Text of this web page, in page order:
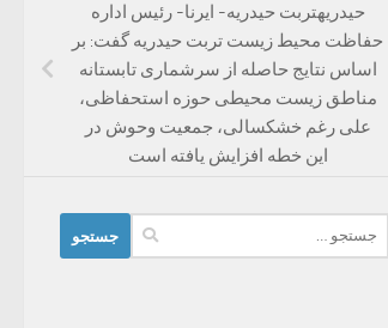
حیدریهتربت حیدریه- ایرنا- رئیس اداره
حفاظت محیط زیست تربت حیدریه گفت: بر
اساس نتایج حاصله از سرشماری تابستانه
مناطق زیست محیطی حوزه استحفاظی،
علی رغم خشکسالی، جمعیت وحوش در
این خطه افزایش یافته است
برای: